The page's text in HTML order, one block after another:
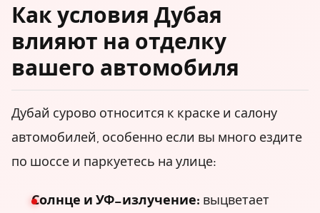
Как условия Дубая
влияют на отделку
вашего автомобиля
Дубай сурово относится к краске и салону
автомобилей, особенно если вы много ездите
по шоссе и паркуетесь на улице:
Солнце и УФ-излучение: выцветает